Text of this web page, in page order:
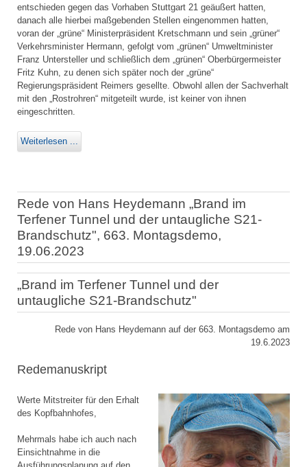
entschieden gegen das Vorhaben Stuttgart 21 geäußert hatten,
danach alle hierbei maßgebenden Stellen eingenommen hatten,
voran der „grüne“ Ministerpräsident Kretschmann und sein „grüner“
Verkehrsminister Hermann, gefolgt vom „grünen“ Umweltminister
Franz Untersteller und schließlich dem „grünen“ Oberbürgermeister
Fritz Kuhn, zu denen sich später noch der „grüne“
Regierungspräsident Reimers gesellte. Obwohl allen der Sachverhalt
mit den „Rostrohren“ mitgeteilt wurde, ist keiner von ihnen
eingeschritten.
Weiterlesen ...
Rede von Hans Heydemann „Brand im
Terfener Tunnel und der untaugliche S21-
Brandschutz", 663. Montagsdemo,
19.06.2023
„Brand im Terfener Tunnel und der
untaugliche S21-Brandschutz"
Rede von Hans Heydemann auf der 663. Montagsdemo am
19.6.2023
Redemanuskript
Werte Mitstreiter für den Erhalt
des Kopfbahnhofes,
Mehrmals habe ich auch nach
Einsichtnahme in die